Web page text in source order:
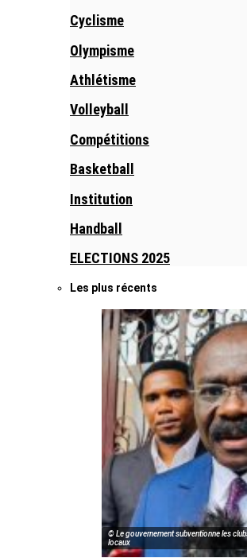
Cyclisme
Olympisme
Athlétisme
Volleyball
Compétitions
Basketball
Institution
Handball
ELECTIONS 2025
Les plus récents
© Le gouvernement subventionne les
locaux